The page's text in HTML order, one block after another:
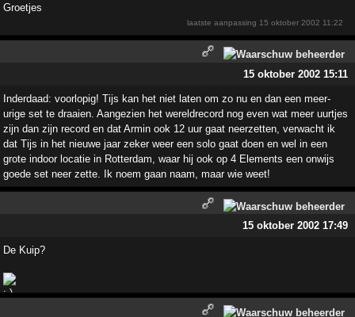
Groetjes
laatste aanpassing 15 oktober 2002 11:22
15 oktober 2002 15:11
Inderdaad: voorlopig! Tijs kan het niet laten om zo nu en dan een meer-
urige set te draaien. Aangezien het wereldrecord nog even wat meer uurtjes
zijn dan zijn record en dat Armin ook 12 uur gaat neerzetten, verwacht ik
dat Tijs in het nieuwe jaar zeker weer een solo gaat doen en wel in een
grote indoor locatie in Rotterdam, waar hij ook op 4 Elements een onwijs
goede set neer zette. Ik noem gaan naam, maar wie weet!
15 oktober 2002 17:49
De Kuip?